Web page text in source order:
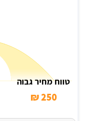
טווח מחיר גבוה
250 ₪